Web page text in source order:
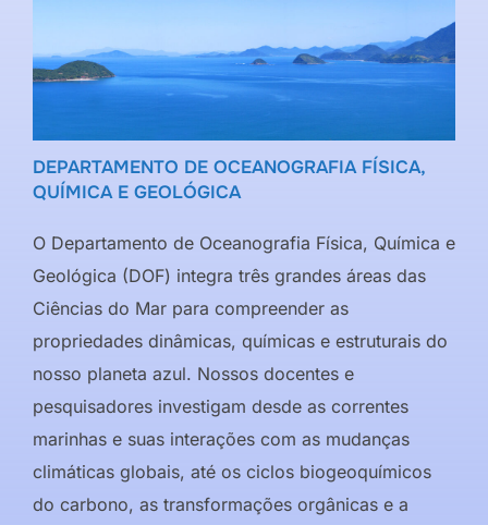
DEPARTAMENTO DE OCEANOGRAFIA FÍSICA,
QUÍMICA E GEOLÓGICA
O Departamento de Oceanografia Física, Química e
Geológica (DOF) integra três grandes áreas das
Ciências do Mar para compreender as
propriedades dinâmicas, químicas e estruturais do
nosso planeta azul. Nossos docentes e
pesquisadores investigam desde as correntes
marinhas e suas interações com as mudanças
climáticas globais, até os ciclos biogeoquímicos
do carbono, as transformações orgânicas e a